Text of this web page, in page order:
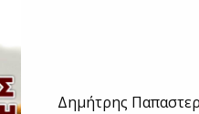
Δημήτρης